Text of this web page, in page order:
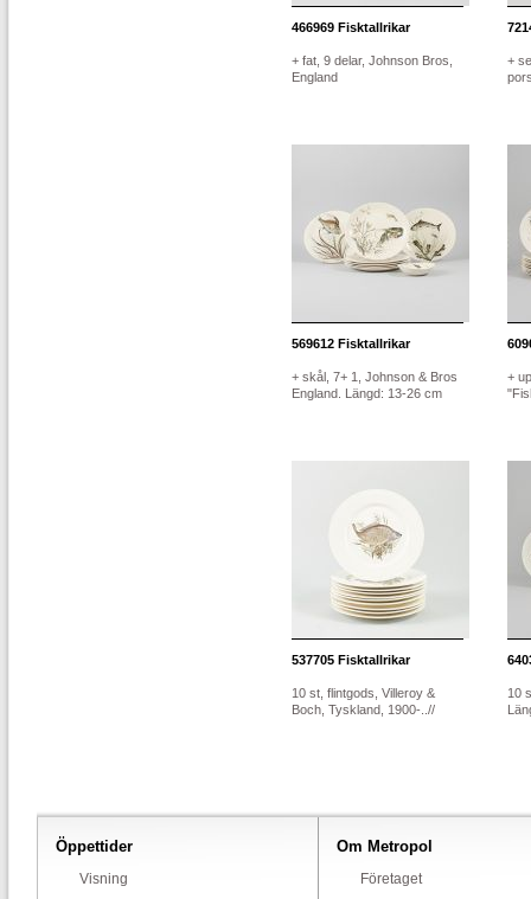
466969 Fisktallrikar
+ fat, 9 delar, Johnson Bros,
England
+
569612 Fisktallrikar
+ skål, 7+ 1, Johnson & Bros
England. Längd: 13-26 cm
+
537705 Fisktallrikar
10 st, flintgods, Villeroy &
Boch, Tyskland, 1900-..//
10
Öppettider
Visning
Om Metropol
Företaget